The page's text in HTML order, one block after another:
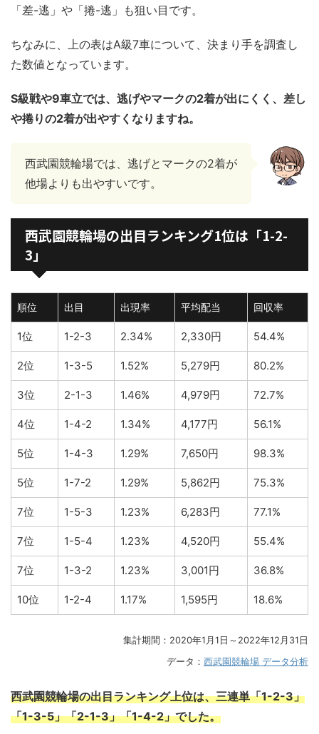
「差-逃」や「捲-逃」も狙い目です。
ちなみに、上の表はA級7車について、決まり手を調査し
た数値となっています。
S級戦や9車立では、逃げやマークの2着が出にくく、差し
や捲りの2着が出やすくなりますね。
西武園競輪場では、逃げとマークの2着が
他場よりも出やすいです。
西武園競輪場の出目ランキング1位は「1-2-
3」
順位 出目 出現率 平均配当 回収率
1位 1-2-3 2.34% 2,330円 54.4%
2位 1-3-5 1.52% 5,279円 80.2%
3位 2-1-3 1.46% 4,979円 72.7%
4位 1-4-2 1.34% 4,177円 56.1%
5位 1-4-3 1.29% 7,650円 98.3%
5位 1-7-2 1.29% 5,862円 75.3%
7位 1-5-3 1.23% 6,283円 77.1%
7位 1-5-4 1.23% 4,520円 55.4%
7位 1-3-2 1.23% 3,001円 36.8%
10位 1-2-4 1.17% 1,595円 18.6%
集計期間：2020年1月1日～2022年12月31日
データ： 西武園競輪場 データ分析
西武園競輪場の出目ランキング上位は、三連単「1-2-3」
「1-3-5」「2-1-3」「1-4-2」でした。